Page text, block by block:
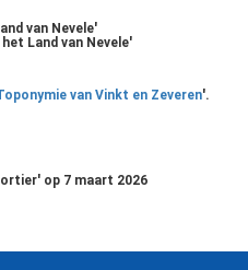
van Nevele'
Land van Nevele'
van Vinkt en Zeveren'.
op 7 maart 2026